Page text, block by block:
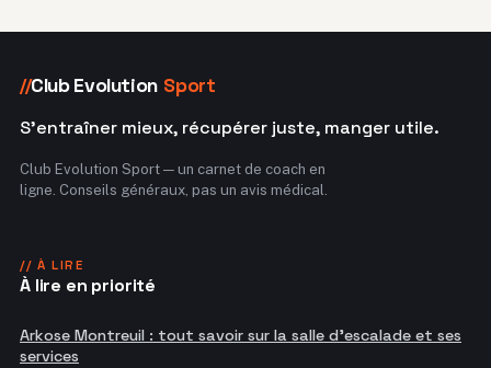
//Club Evolution Sport
S'entraîner mieux, récupérer juste, manger utile.
Club Evolution Sport — un carnet de coach en
ligne. Conseils généraux, pas un avis médical.
// À LIRE
À lire en priorité
Arkose Montreuil : tout savoir sur la salle d'escalade et ses
services